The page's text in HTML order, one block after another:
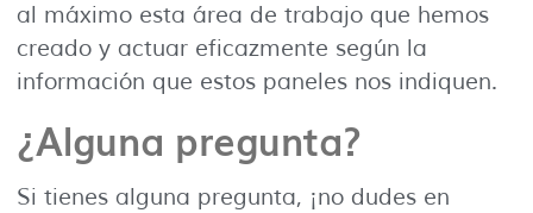
al máximo esta área de trabajo que hemos
creado y actuar eficazmente según la
información que estos paneles nos indiquen.
¿Alguna pregunta?
Si tienes alguna pregunta, ¡no dudes en